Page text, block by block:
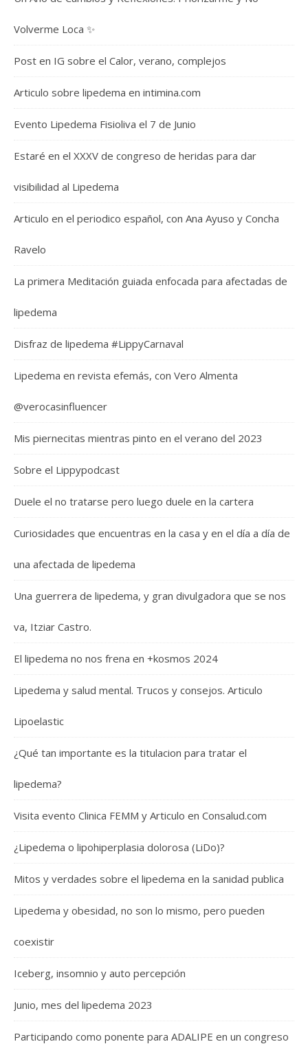
Volverme Loca ✨
Post en IG sobre el Calor, verano, complejos
Articulo sobre lipedema en intimina.com
Evento Lipedema Fisioliva el 7 de Junio
Estaré en el XXXV de congreso de heridas para dar
visibilidad al Lipedema
Articulo en el periodico español, con Ana Ayuso y Concha
Ravelo
La primera Meditación guiada enfocada para afectadas de
lipedema
Disfraz de lipedema #LippyCarnaval
Lipedema en revista efemás, con Vero Almenta
@verocasinfluencer
Mis piernecitas mientras pinto en el verano del 2023
Sobre el Lippypodcast
Duele el no tratarse pero luego duele en la cartera
Curiosidades que encuentras en la casa y en el día a día de
una afectada de lipedema
Una guerrera de lipedema, y gran divulgadora que se nos
va, Itziar Castro.
El lipedema no nos frena en +kosmos 2024
Lipedema y salud mental. Trucos y consejos. Articulo
Lipoelastic
¿Qué tan importante es la titulacion para tratar el
lipedema?
Visita evento Clinica FEMM y Articulo en Consalud.com
¿Lipedema o lipohiperplasia dolorosa (LiDo)?
Mitos y verdades sobre el lipedema en la sanidad publica
Lipedema y obesidad, no son lo mismo, pero pueden
coexistir
Iceberg, insomnio y auto percepción
Junio, mes del lipedema 2023
Participando como ponente para ADALIPE en un congreso